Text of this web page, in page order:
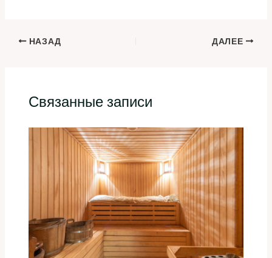
НАЗАД ДАЛЕЕ
Связанные записи